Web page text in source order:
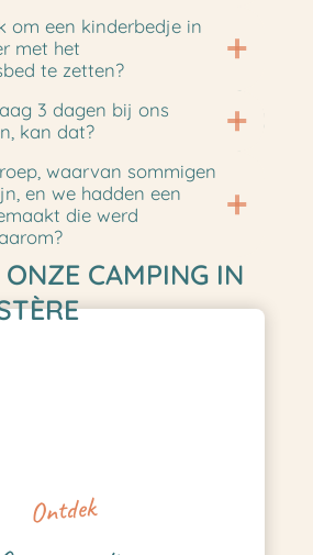
om een kinderbedje in
met het
te zetten?
3 dagen bij ons
kan dat?
waarvan sommigen
en we hadden een
die werd
CAMPING IN
Ontdek